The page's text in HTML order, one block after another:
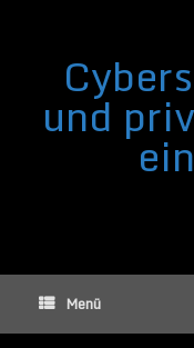
und
Menü